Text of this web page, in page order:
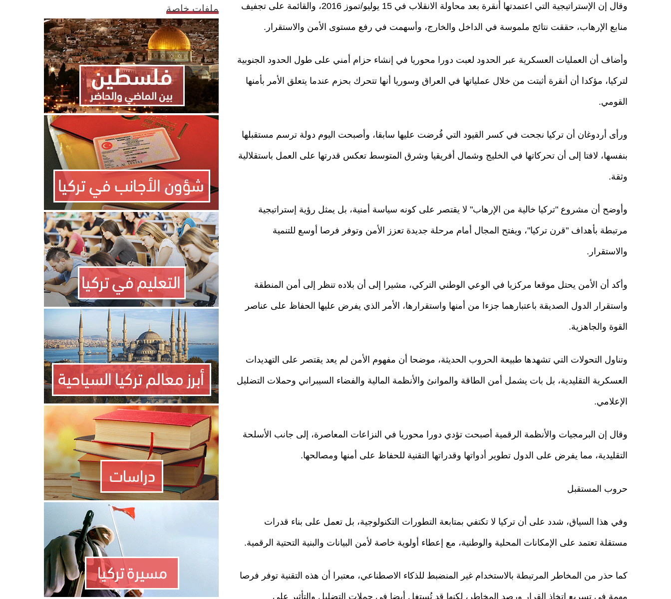
وقال إن الإستراتيجية التي اعتمدتها أنقرة بعد محاولة الانقلاب في 15 يوليو/تموز 2016، والقائمة على تجفيف
منابع الإرهاب، حققت نتائج ملموسة في الداخل والخارج، وأسهمت في رفع مستوى الأمن والاستقرار.
وأضاف أن العمليات العسكرية عبر الحدود لعبت دورا محوريا في إنشاء حزام أمني على طول الحدود الجنوبية
لتركيا، مؤكدا أن أنقرة أثبتت من خلال عملياتها في العراق وسوريا أنها تتحرك بحزم عندما يتعلق الأمر بأمنها
القومي.
ورأى أردوغان أن تركيا نجحت في كسر القيود التي فُرضت عليها سابقا، وأصبحت اليوم دولة ترسم مستقبلها
بنفسها، لافتا إلى أن تحركاتها في الخليج وشمال أفريقيا وشرق المتوسط تعكس قدرتها على العمل باستقلالية
وثقة.
وأوضح أن مشروع "تركيا خالية من الإرهاب" لا يقتصر على كونه سياسة أمنية، بل يمثل رؤية إستراتيجية
مرتبطة بأهداف "قرن تركيا"، ويفتح المجال أمام مرحلة جديدة تعزز الأمن وتوفر فرصا أوسع للتنمية
والاستقرار.
وأكد أن الأمن يحتل موقعا مركزيا في الوعي الوطني التركي، مشيرا إلى أن بلاده تنظر إلى أمن المنطقة
واستقرار الدول الصديقة باعتبارهما جزءا من أمنها واستقرارها، الأمر الذي يفرض عليها الحفاظ على عناصر
القوة والجاهزية.
وتناول التحولات التي تشهدها طبيعة الحروب الحديثة، موضحا أن مفهوم الأمن لم يعد يقتصر على التهديدات
العسكرية التقليدية، بل بات يشمل أمن الطاقة والموانئ والأنظمة المالية والفضاء السيبراني وحملات التضليل
الإعلامي.
وقال إن البرمجيات والأنظمة الرقمية أصبحت تؤدي دورا محوريا في النزاعات المعاصرة، إلى جانب الأسلحة
التقليدية، مما يفرض على الدول تطوير أدواتها وقدراتها التقنية للحفاظ على أمنها ومصالحها.
حروب المستقبل
وفي هذا السياق، شدد على أن تركيا لا تكتفي بمتابعة التطورات التكنولوجية، بل تعمل على بناء قدرات
مستقلة تعتمد على الإمكانات المحلية والوطنية، مع إعطاء أولوية خاصة لأمن البيانات والبنية التحتية الرقمية.
كما حذر من المخاطر المرتبطة بالاستخدام غير المنضبط للذكاء الاصطناعي، معتبرا أن هذه التقنية توفر فرصا
مهمة في تسريع اتخاذ القرار ورصد المخاطر، لكنها قد تُستغل أيضا في حملات التضليل والتأثير على
ملفات خاصة